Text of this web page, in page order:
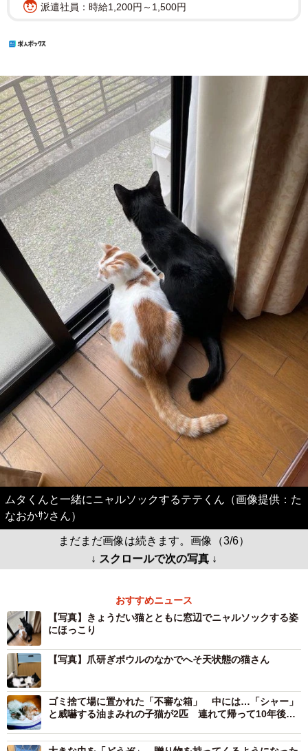
派遣社員：時給1,200円～1,500円
ムタくんと一緒にニャルソックするテテくん（画像提供：た
なおかｻﾝさん）
まだまだ画像は続きます。画像（3/6）
↓ スクロールで次の写真 ↓
おすすめニュース
【写真】きょうだい猫とともに窓辺でニャルソックする姿
にほっこり
【写真】爪研ぎボウルのなかでへそ天状態の猫さん
ゴミ捨て場に置かれた「不審な箱」 中には…「シャー」
と威嚇する油まみれの子猫が2匹 連れて帰って10年後、